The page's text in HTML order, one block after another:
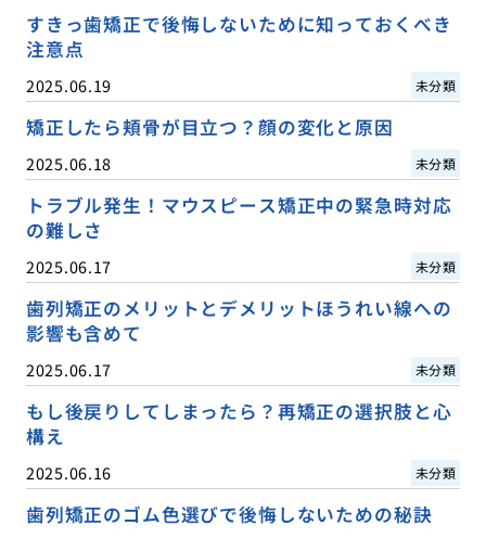
すきっ歯矯正で後悔しないために知っておくべき
注意点
2025.06.19 未分類
矯正したら頬骨が目立つ？顔の変化と原因
2025.06.18 未分類
トラブル発生！マウスピース矯正中の緊急時対応
の難しさ
2025.06.17 未分類
歯列矯正のメリットとデメリットほうれい線への
影響も含めて
2025.06.17 未分類
もし後戻りしてしまったら？再矯正の選択肢と心
構え
2025.06.16 未分類
歯列矯正のゴム色選びで後悔しないための秘訣